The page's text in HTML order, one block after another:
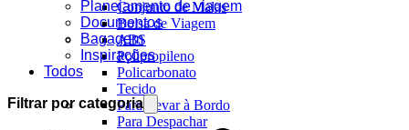
Conjunto de Malas
Bolsa de Viagem
ABS
Polipropileno
Policarbonato
Tecido
Para Levar à Bordo
Para Despachar
Planejamento de viagem
Documentos
Bagagem
Inspirações
Todos
Filtrar por categoria